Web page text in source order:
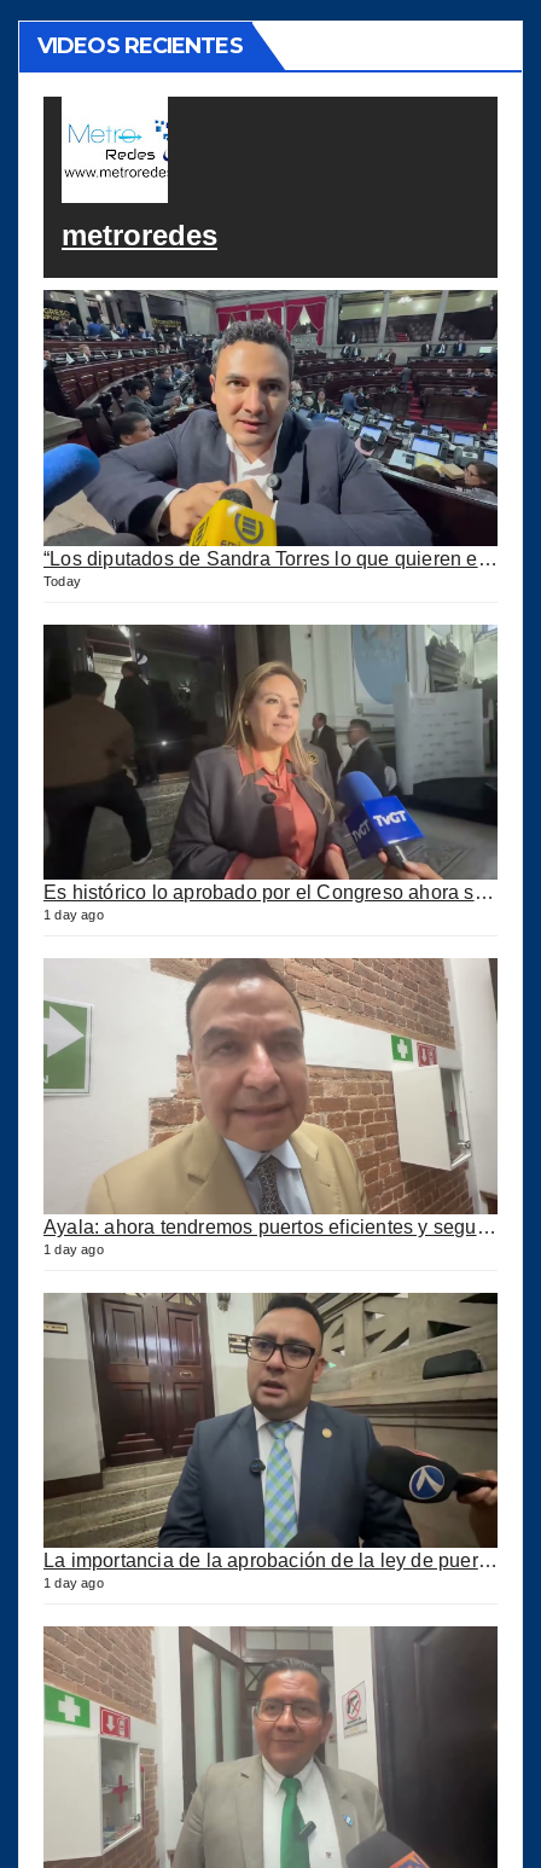
VIDEOS RECIENTES
metroredes
Today
Es histórico lo aprobado por el Congreso ahora se podrán construir puertos privados
1 day ago
1 day ago
La importancia de la aprobación de la ley de puertos
1 day ago